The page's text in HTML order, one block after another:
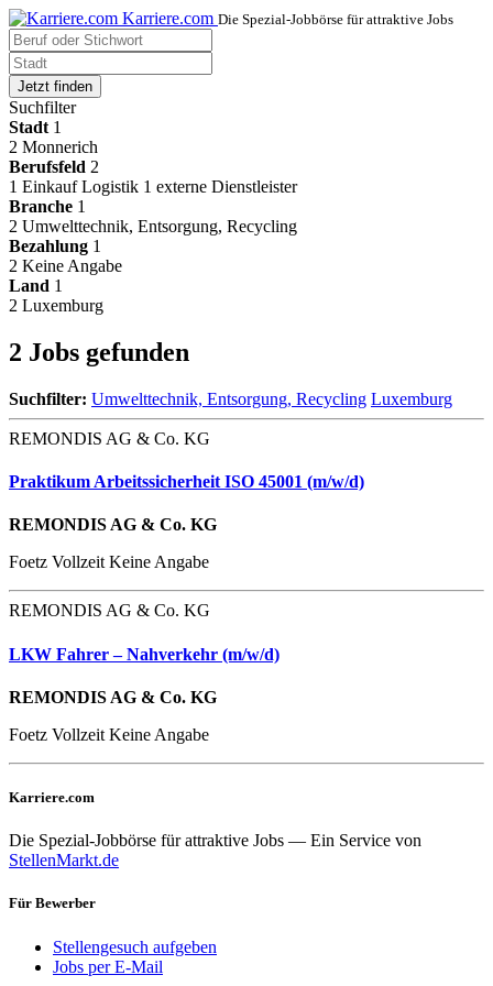
Karriere.com Die Spezial-Jobbörse für attraktive Jobs
Jetzt finden
Suchfilter
Stadt 1
2 Monnerich
Berufsfeld 2
1 Einkauf Logistik 1 externe Dienstleister
Branche 1
2 Umwelttechnik, Entsorgung, Recycling
Bezahlung 1
2 Keine Angabe
Land 1
2 Luxemburg
2 Jobs gefunden
Suchfilter: Umwelttechnik, Entsorgung, Recycling Luxemburg
REMONDIS AG & Co. KG
Praktikum Arbeitssicherheit ISO 45001 (m/w/d)
REMONDIS AG & Co. KG
Foetz Vollzeit Keine Angabe
REMONDIS AG & Co. KG
LKW Fahrer – Nahverkehr (m/w/d)
REMONDIS AG & Co. KG
Foetz Vollzeit Keine Angabe
Karriere.com
Die Spezial-Jobbörse für attraktive Jobs — Ein Service von
StellenMarkt.de
Für Bewerber
Stellengesuch aufgeben
Jobs per E-Mail